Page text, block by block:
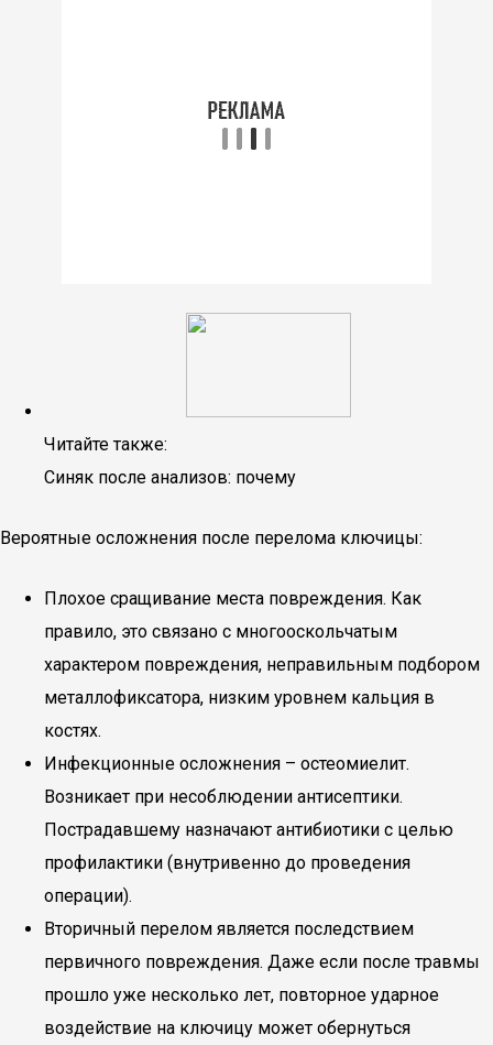
Читайте также:
Синяк после анализов: почему
Вероятные осложнения после перелома ключицы:
Плохое сращивание места повреждения. Как
правило, это связано с многооскольчатым
характером повреждения, неправильным подбором
металлофиксатора, низким уровнем кальция в
костях.
Инфекционные осложнения – остеомиелит.
Возникает при несоблюдении антисептики.
Пострадавшему назначают антибиотики с целью
профилактики (внутривенно до проведения
операции).
Вторичный перелом является последствием
первичного повреждения. Даже если после травмы
прошло уже несколько лет, повторное ударное
воздействие на ключицу может обернуться